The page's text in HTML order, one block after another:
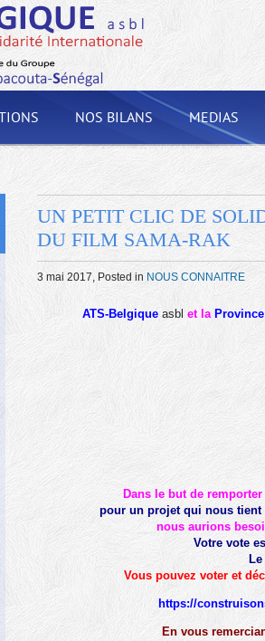
NOS BILANS MEDIAS
UN PETIT CLIC DE
DU FILM SAMA-RAK
3 mai 2017, Posted in NOUS CONNAITRE
ATS-Belgique asbl et laProvince
Dans le but de
pour un projet qui nous
nous aurions
Votre vote
Vous pouvez voter et
https://
En vous